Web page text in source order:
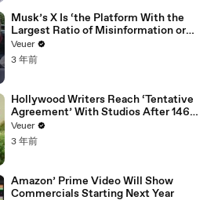
Musk’s X Is ‘the Platform With the
Largest Ratio of Misinformation or
Disinformation’ Amongst All Social
Media Platforms
Veuer
3 年前
Hollywood Writers Reach ‘Tentative
Agreement’ With Studios After 146
Day Strike
Veuer
3 年前
Amazon’ Prime Video Will Show
Commercials Starting Next Year